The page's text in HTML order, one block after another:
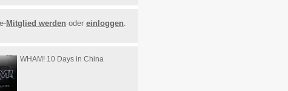
Mitglied werden oder einloggen.
WHAM! 10 Days in China